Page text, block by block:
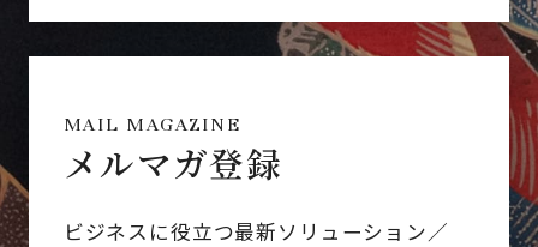
MAIL MAGAZINE
メルマガ登録
ビジネスに役立つ最新ソリューション／